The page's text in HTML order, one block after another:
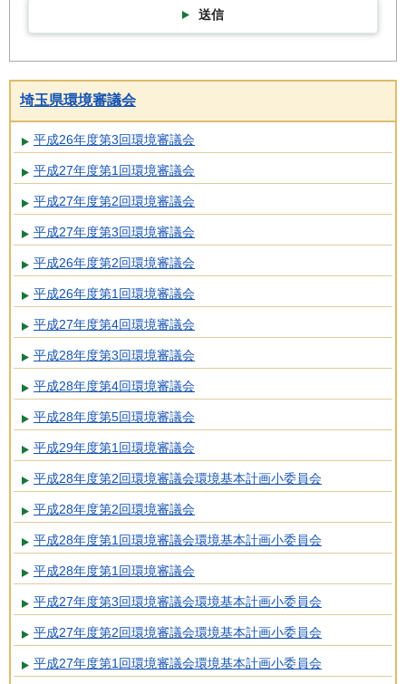
送信
埼玉県環境審議会
平成26年度第3回環境審議会
平成27年度第1回環境審議会
平成27年度第2回環境審議会
平成27年度第3回環境審議会
平成26年度第2回環境審議会
平成26年度第1回環境審議会
平成27年度第4回環境審議会
平成28年度第3回環境審議会
平成28年度第4回環境審議会
平成28年度第5回環境審議会
平成29年度第1回環境審議会
平成28年度第2回環境審議会環境基本計画小委員会
平成28年度第2回環境審議会
平成28年度第1回環境審議会環境基本計画小委員会
平成28年度第1回環境審議会
平成27年度第3回環境審議会環境基本計画小委員会
平成27年度第2回環境審議会環境基本計画小委員会
平成27年度第1回環境審議会環境基本計画小委員会